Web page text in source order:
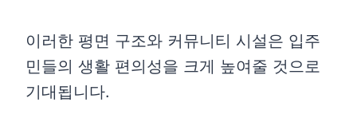
이러한 평면 구조와 커뮤니티 시설은 입주
민들의 생활 편의성을 크게 높여줄 것으로
기대됩니다.